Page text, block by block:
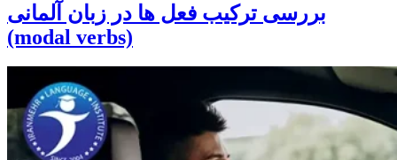
بررسی ترکیب فعل ها در زبان آلمانی
(modal verbs)